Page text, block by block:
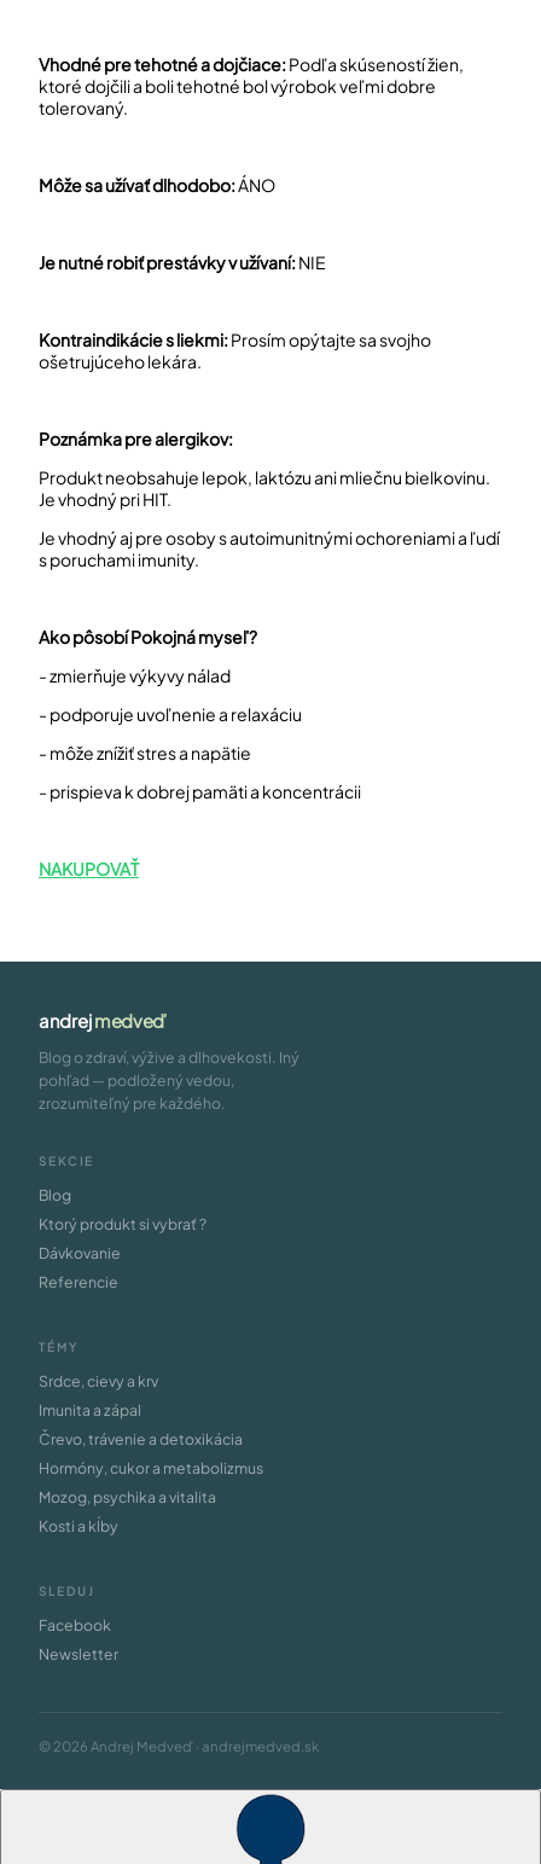
Vhodné pre tehotné a dojčiace:Podľa skúseností žien,
ktoré dojčili a boli tehotné bol výrobok veľmi dobre
tolerovaný.
Môže sa užívať dlhodobo:ÁNO
Je nutné robiť prestávky v užívaní:NIE
Kontraindikácie s liekmi:Prosím opýtajte sa svojho
ošetrujúceho lekára.
Poznámka pre alergikov:
Produkt neobsahuje lepok, laktózu ani mliečnu bielkovinu.
Je vhodný pri HIT.
Je vhodný aj pre osoby s autoimunitnými ochoreniami a ľudí
s poruchami imunity.
Ako pôsobí Pokojná myseľ?
- zmierňuje výkyvy nálad
- podporuje uvoľnenie a relaxáciu
- môže znížiť stres a napätie
- prispieva k dobrej pamäti a koncentrácii
NAKUPOVAŤ
andrejmedveď
Blog o zdraví, výžive a dlhovekosti. Iný
pohľad — podložený vedou,
zrozumiteľný pre každého.
SEKCIE
Blog
Ktorý produkt si vybrať ?
Dávkovanie
Referencie
TÉMY
Srdce, cievy a krv
Imunita a zápal
Črevo, trávenie a detoxikácia
Hormóny, cukor a metabolizmus
Mozog, psychika a vitalita
Kosti a kĺby
SLEDUJ
Facebook
Newsletter
© 2026 Andrej Medveď · andrejmedved.sk